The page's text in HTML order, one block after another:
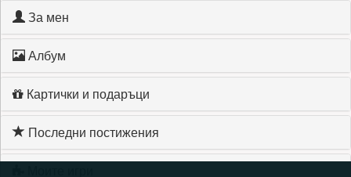
За мен
Албум
Картички и подаръци
Последни постижения